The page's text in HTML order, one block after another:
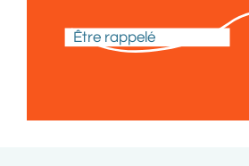
Être rappelé